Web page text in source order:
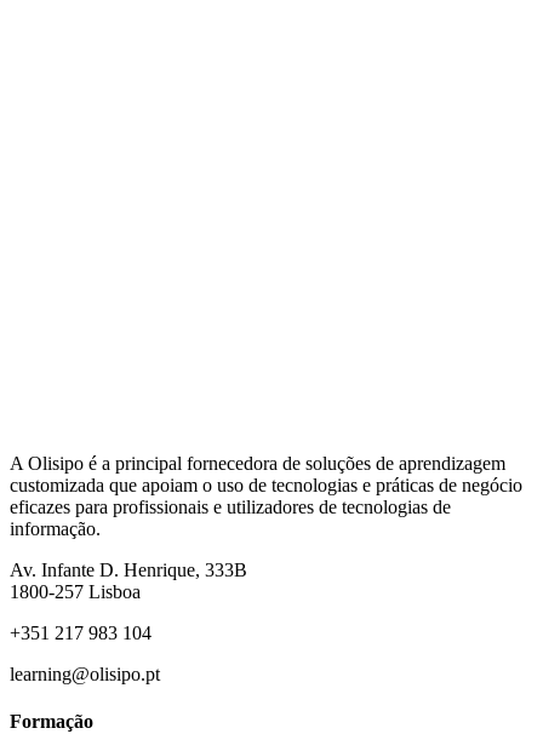
A Olisipo é a principal fornecedora de soluções de aprendizagem
customizada que apoiam o uso de tecnologias e práticas de negócio
eficazes para profissionais e utilizadores de tecnologias de
informação.
Av. Infante D. Henrique, 333B
1800-257 Lisboa
+351 217 983 104
learning@olisipo.pt
Formação